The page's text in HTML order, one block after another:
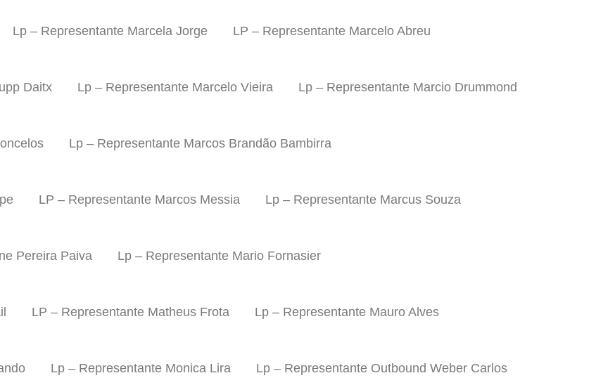
Lp – Representante Marcela Jorge LP – Representante Marcelo Abreu
Daitx Lp – Representante Marcelo Vieira Lp – Representante Marcio Drummond
Lp – Representante Marcos Brandão Bambirra
LP – Representante Marcos Messia Lp – Representante Marcus Souza
Pereira Paiva Lp – Representante Mario Fornasier
LP – Representante Matheus Frota Lp – Representante Mauro Alves
Lp – Representante Monica Lira Lp – Representante Outbound Weber Carlos